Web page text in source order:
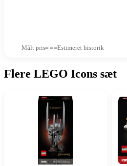
Målt pris Estimeret historik
Flere LEGO Icons sæt